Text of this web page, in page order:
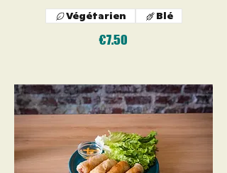
€7.50
Végétarien Blé